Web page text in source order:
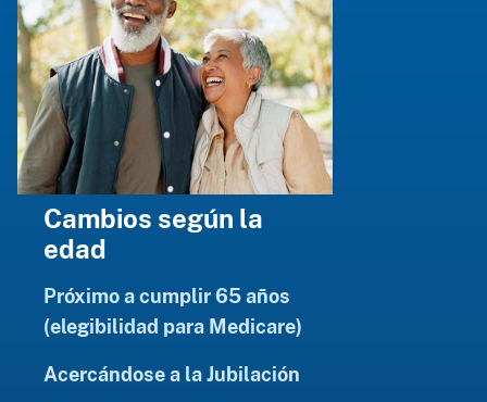
Cambios según la
edad
Próximo a cumplir 65 años
(elegibilidad para Medicare)
Acercándose a la Jubilación